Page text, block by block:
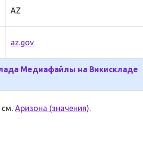
AZ
az.gov
Медиафайлы на Викискладе
см. Аризона (значения).